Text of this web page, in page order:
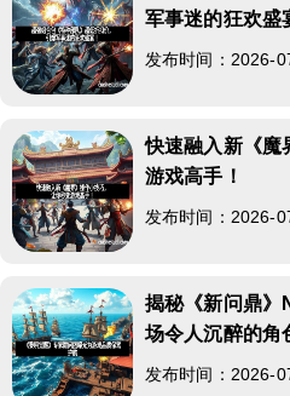
军事迷的狂欢盛
发布时间：2026-
快速融入新《魔
游戏高手！
发布时间：2026-
揭秘《新问鼎》
场令人沉醉的角
发布时间：2026-